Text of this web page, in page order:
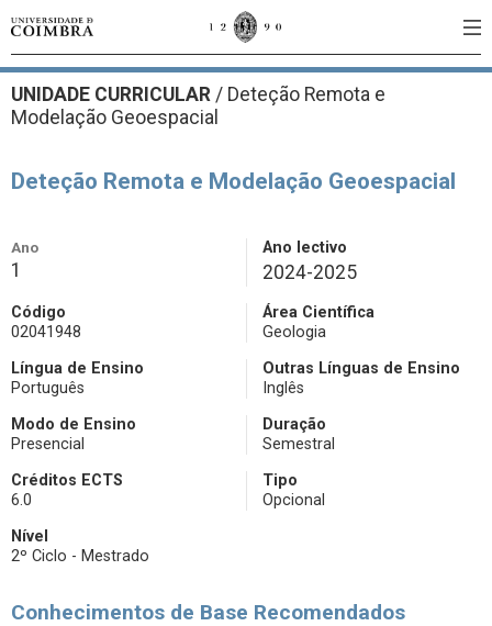
UNIDADE CURRICULAR / Deteção Remota e
Modelação Geoespacial
Deteção Remota e Modelação Geoespacial
Ano
1
Ano lectivo
2024-2025
Código
02041948
Área Científica
Geologia
Língua de Ensino
Português
Outras Línguas de Ensino
Inglês
Modo de Ensino
Presencial
Duração
Semestral
Créditos ECTS
6.0
Tipo
Opcional
Nível
2º Ciclo - Mestrado
Conhecimentos de Base Recomendados